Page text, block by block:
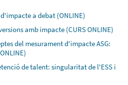
a debat (ONLINE)
amb impacte (CURS ONLINE)
del mesurament d'impacte ASG:
de talent: singularitat de l'ESS i